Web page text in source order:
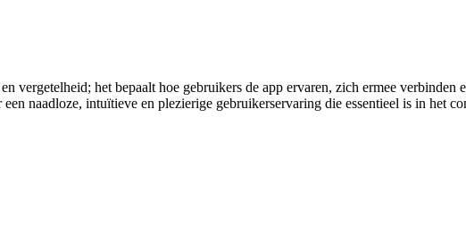
vergetelheid; het bepaalt hoe gebruikers de app ervaren, zich ermee
naadloze, intuïtieve en plezierige gebruikerservaring die essentieel is in het